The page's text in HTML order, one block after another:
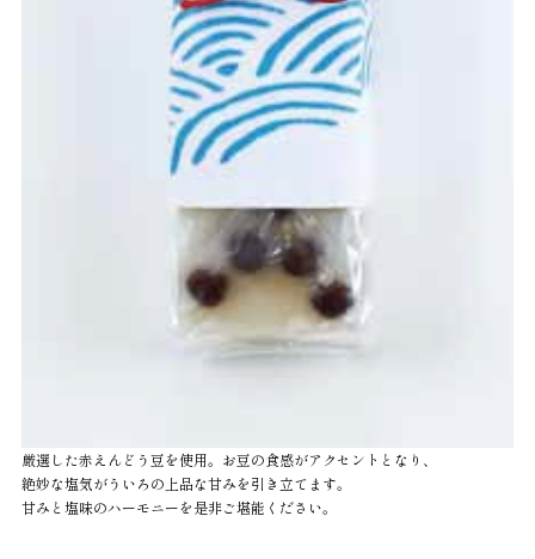
厳選した赤えんどう豆を使用。お豆の食感がアクセントとなり、
絶妙な塩気がういろの上品な甘みを引き立てます。
甘みと塩味のハーモニーを是非ご堪能ください。